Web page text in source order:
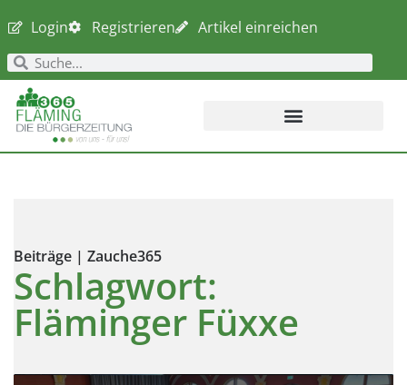
Login Registrieren Artikel einreichen
Beiträge | Zauche365
Schlagwort:
Fläminger Füxxe